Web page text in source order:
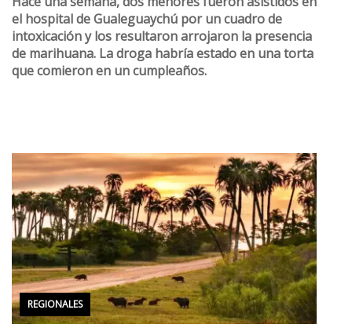
Hace una semana, dos menores fueron asistidos en
el hospital de Gualeguaychú por un cuadro de
intoxicación y los resultaron arrojaron la presencia
de marihuana. La droga habría estado en una torta
que comieron en un cumpleaños.
REGIONALES